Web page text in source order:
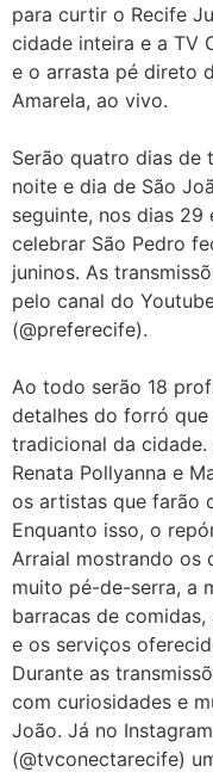
para curtir o Recife
cidade inteira e a TV
e o arrasta pé direto
Amarela, ao vivo.
Serão quatro dias de
noite e dia de São
seguinte, nos dias
celebrar São Pedro
juninos. As
pelo canal do
(@preferecife).
Ao todo serão 18
detalhes do forró
tradicional da
Renata Pollyanna e
os artistas que farão
Enquanto isso, o
Arraial mostrando os
muito pé-de-serra, a
barracas de
e os serviços
Durante as
com curiosidades e
João. Já no
(@tvconectarecife)